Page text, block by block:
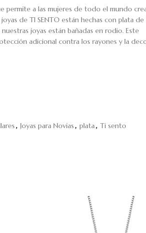
permite a las mujeres de todo el mundo
de TI SENTO están hechas con plata de
joyas están bañadas en rodio. Este
adicional contra los rayones y la
, Joyas para Novias, plata, Ti sento